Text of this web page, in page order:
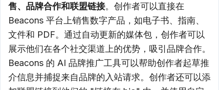
售、品牌合作和联盟链接。创作者可以直接在
Beacons 平台上销售数字产品，如电子书、指南、
文件和 PDF。通过自动更新的媒体包，创作者可以
展示他们在各个社交渠道上的优势，吸引品牌合作。
Beacons 的 AI 品牌推广工具可以帮助创作者起草推
介信息并捕捉来自品牌的入站请求。创作者还可以添